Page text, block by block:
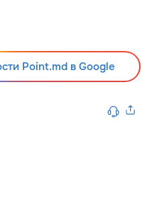
Point.md в Google